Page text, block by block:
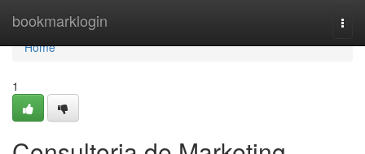
bookmarklogin
Home
Home
1